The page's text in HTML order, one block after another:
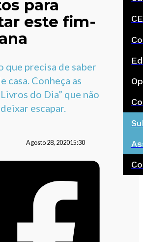
para
este fim-
que precisa de saber
casa. Conheça as
do Dia” que não
escapar.
Agosto 28, 202015:30